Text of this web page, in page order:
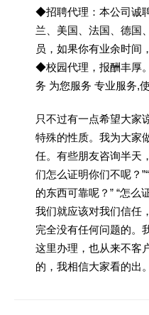
◆招聘代理：本公司诚
兰、美国、法国、德国
员，如果你有业余时间
◆校园代理，报酬丰厚
务 为您服务 专业服务,
只不过有一点希望大家
特殊的性质。我为大家
任。有些朋友咨询半天
们怎么证明你们不呢？
的东西可靠呢？” “怎么
我们就应该对我们信任
完全没有任何问题的。
这里办理，也从来不客
的，我相信大家看的出